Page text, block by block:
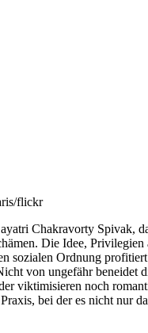
flickr
Chakravorty Spivak,
Die Idee,
sozialen Ordnung
von ungefähr
viktimisieren noch
bei der es nicht nur